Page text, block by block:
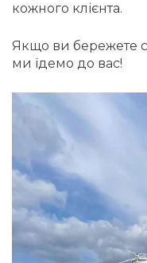
кожного клієнта.
Якщо ви бережете
ми їдемо до вас!